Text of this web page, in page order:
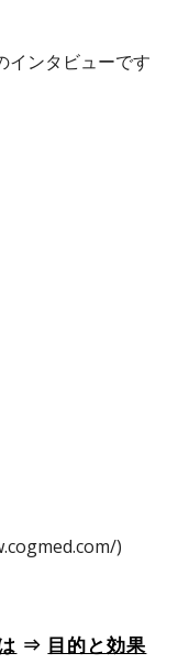
インタビューです
)
⇒ 目的と効果